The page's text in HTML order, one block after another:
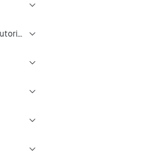
Bitunix Chart-Funktionen Tutorial